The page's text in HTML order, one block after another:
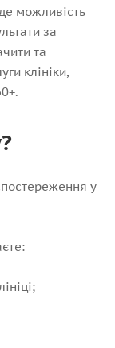
можливість
за
та
клініки,
у